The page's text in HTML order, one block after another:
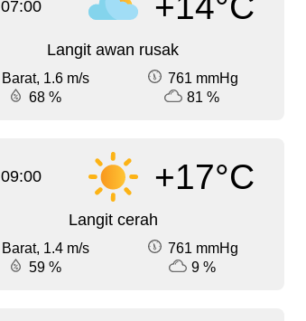
07:00
Langit awan rusak
Barat, 1.6 m/s
761 mmHg
68 %
81 %
09:00 +17°C
Langit cerah
Barat, 1.4 m/s
761 mmHg
59 %
9 %